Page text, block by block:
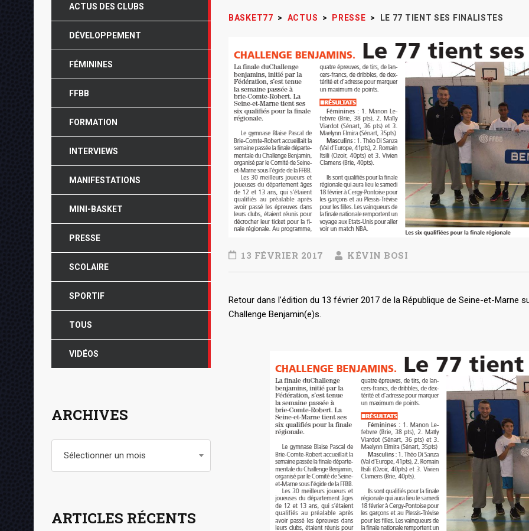
BASKET77 > ACTUS > PRESSE > LE 77 TIENT SES FINALISTES
13 FÉVRIER 2017 KÉVIN BOSI
Retour dans l’édition du 13 février 2017 de la République de Seine-et-Marne
Challenge Benjamin(e)s.
ACTUS DES CLUBS
DÉVELOPPEMENT
FÉMININES
FFBB
FORMATION
INTERVIEWS
MANIFESTATIONS
MINI-BASKET
PRESSE
SCOLAIRE
SPORTIF
TOUS
VIDÉOS
ARCHIVES
Sélectionner un mois
ARTICLES RÉCENTS